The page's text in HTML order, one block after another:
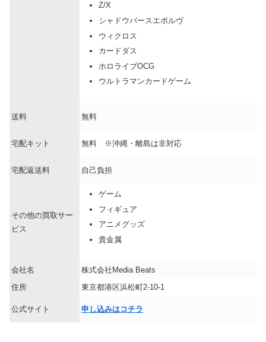
Z/X
シャドウバースエボルヴ
ウィクロス
カードダス
ホロライブOCG
ウルトラマンカードゲーム
送料 無料
宅配キット 無料 ※沖縄・離島は非対応
宅配返送料 自己負担
その他の買取サー
ビス
ゲーム
フィギュア
アニメグッズ
貴金属
会社名
株式会社Media Beats
住所
東京都港区浜松町2-10-1
公式サイト 申し込みはコチラ